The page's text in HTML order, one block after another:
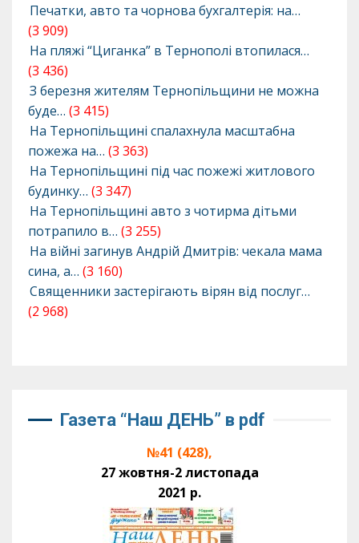
Печатки, авто та чорнова бухгалтерія: на…
(3 909)
На пляжі “Циганка” в Тернополі втопилася…
(3 436)
З березня жителям Тернопільщини не можна
буде… (3 415)
На Тернопільщині спалахнула масштабна
пожежа на… (3 363)
На Тернопільщині під час пожежі житлового
будинку… (3 347)
На Тернопільщині авто з чотирма дітьми
потрапило в… (3 255)
На війні загинув Андрій Дмитрів: чекала мама
сина, а… (3 160)
Священники застерігають вірян від послуг…
(2 968)
Газета “Наш ДЕНЬ” в pdf
№41 (428),
27 жовтня-2 листопада
2021 р.